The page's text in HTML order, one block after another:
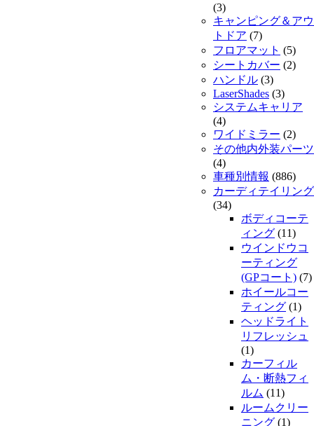
(3)
キャンピング＆アウ
トドア (7)
フロアマット (5)
シートカバー (2)
ハンドル (3)
LaserShades (3)
システムキャリア
(4)
ワイドミラー (2)
その他内外装パーツ
(4)
車種別情報 (886)
カーディテイリング
(34)
ボディコーテ
ィング (11)
ウインドウコ
ーティング
(GPコート) (7)
ホイールコー
ティング (1)
ヘッドライト
リフレッシュ
(1)
カーフィル
ム・断熱フィ
ルム (11)
ルームクリー
ニング (1)